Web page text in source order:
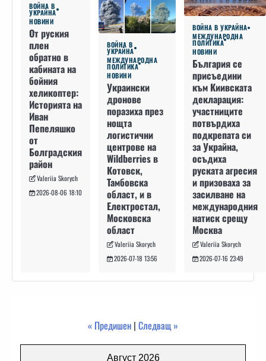
ВОЙНА В
УКРАЙНА
НОВИНИ
От руския
плен
обратно в
кабината на
бойния
хеликоптер:
Историята на
Иван
Пепеляшко
от
Болградския
район
Valeriia Skorych
2026-08-06 18:10
ВОЙНА В
УКРАЙНА
МЕЖДУНАРОДНА
ПОЛИТИКА
НОВИНИ
Украински
дронове
поразиха през
нощта
логистични
центрове на
Wildberries в
Котовск,
Тамбовска
област, и в
Електростал,
Московска
област
Valeriia Skorych
2026-07-18 13:56
ВОЙНА В УКРАЙНА
МЕЖДУНАРОДНА
ПОЛИТИКА
НОВИНИ
България се
присъедини
към Киивската
декларация:
участниците
потвърдиха
подкрепата си
за Украйна,
осъдиха
руската агресия
и призоваха за
засилване на
международния
натиск срещу
Москва
Valeriia Skorych
2026-07-16 23:49
« Предишен | Следващ »
Август 2026